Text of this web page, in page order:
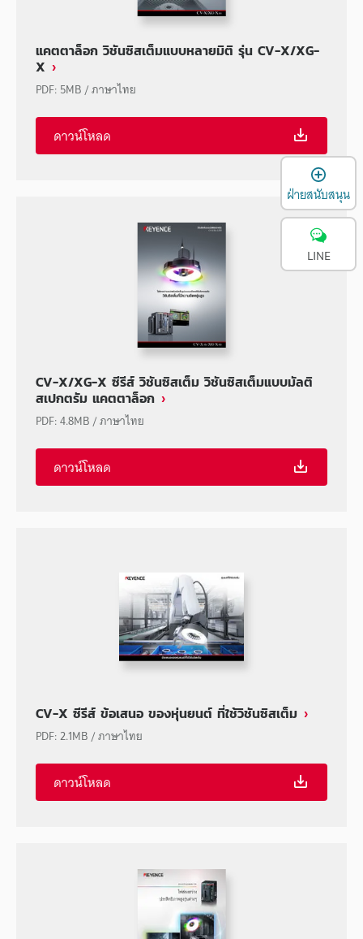
แคตตาล็อก วิชันซิสเต็มแบบหลายมิติ รุ่น CV-X/XG-
X
PDF: 5MB/ภาษาไทย
ดาวน์โหลด
CV-X/XG-X ซีรีส์ วิชันซิสเต็ม วิชันซิสเต็มแบบมัลติ
สเปกตรัม แคตตาล็อก
PDF:4.8MB/ภาษาไทย
ดาวน์โหลด
CV-X ซีรีส์ ข้อเสนอ ของหุ่นยนต์ ที่ใช้วิชันซิสเต็ม
PDF:2.1MB/ภาษาไทย
ดาวน์โหลด
ฝ่ายสนับสนุน
LINE